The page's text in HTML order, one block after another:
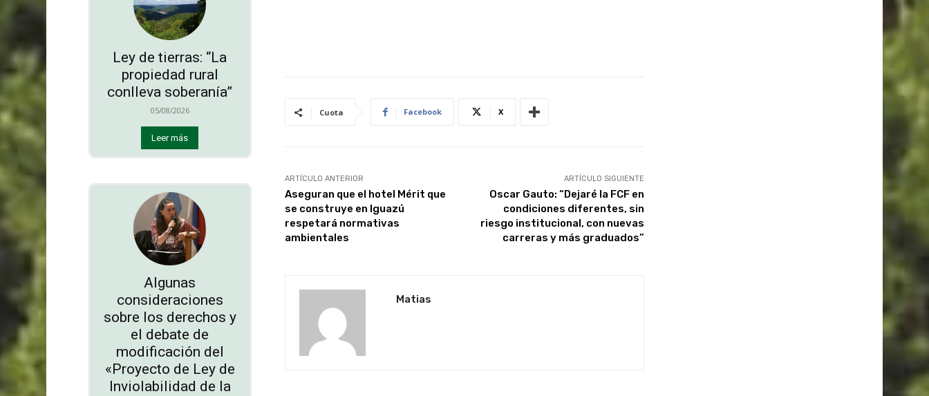
Ley de tierras: “La
propiedad rural
conlleva soberanía”
05/08/2026
Leer más
Algunas
consideraciones
sobre los derechos y
el debate de
modificación del
«Proyecto de Ley de
Inviolabilidad de la
Cuota Facebook X
ARTÍCULO ANTERIOR
Aseguran que el hotel Mérit que
se construye en Iguazú
respetará normativas
ambientales
ARTÍCULO SIGUIENTE
Oscar Gauto: “Dejaré la FCF en
condiciones diferentes, sin
riesgo institucional, con nuevas
carreras y más graduados”
Matias